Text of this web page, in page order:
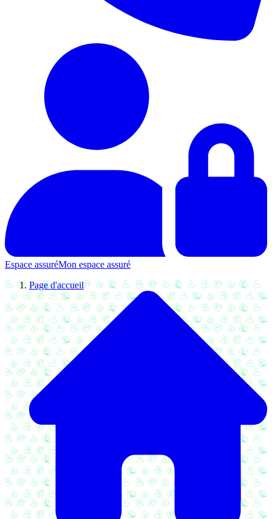
Espace assuréMon espace assuré
Page d'accueil